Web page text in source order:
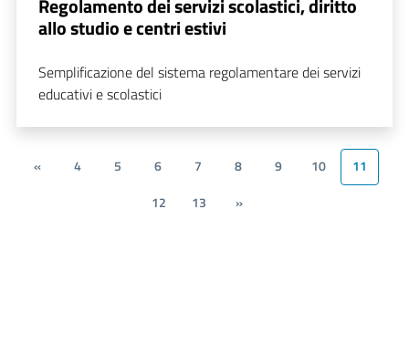
allo studio e centri estivi
Semplificazione del sistema regolamentare dei servizi
educativi e scolastici
« 4 5 6 7 8 9 10
11
12
13 »